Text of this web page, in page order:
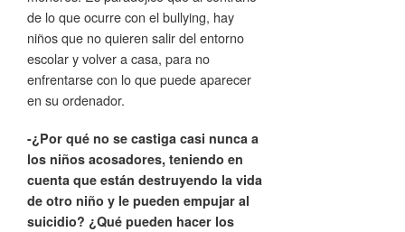
de lo que ocurre con el bullying, hay
niños que no quieren salir del entorno
escolar y volver a casa, para no
enfrentarse con lo que puede aparecer
en su ordenador.
-¿Por qué no se castiga casi nunca a
los niños acosadores, teniendo en
cuenta que están destruyendo la vida
de otro niño y le pueden empujar al
suicidio? ¿Qué pueden hacer los